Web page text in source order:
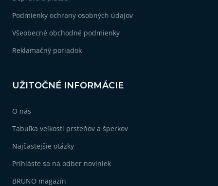
Podmienky ochrany osobných údajov
Všeobecné obchodné podmienky
Reklamačný poriadok
UŽITOČNÉ INFORMÁCIE
O nás
Tabuľka veľkostí prsteňov a šperkov
Najčastejšie otázky
Prihláste sa na odber noviniek
BRUNO magazín